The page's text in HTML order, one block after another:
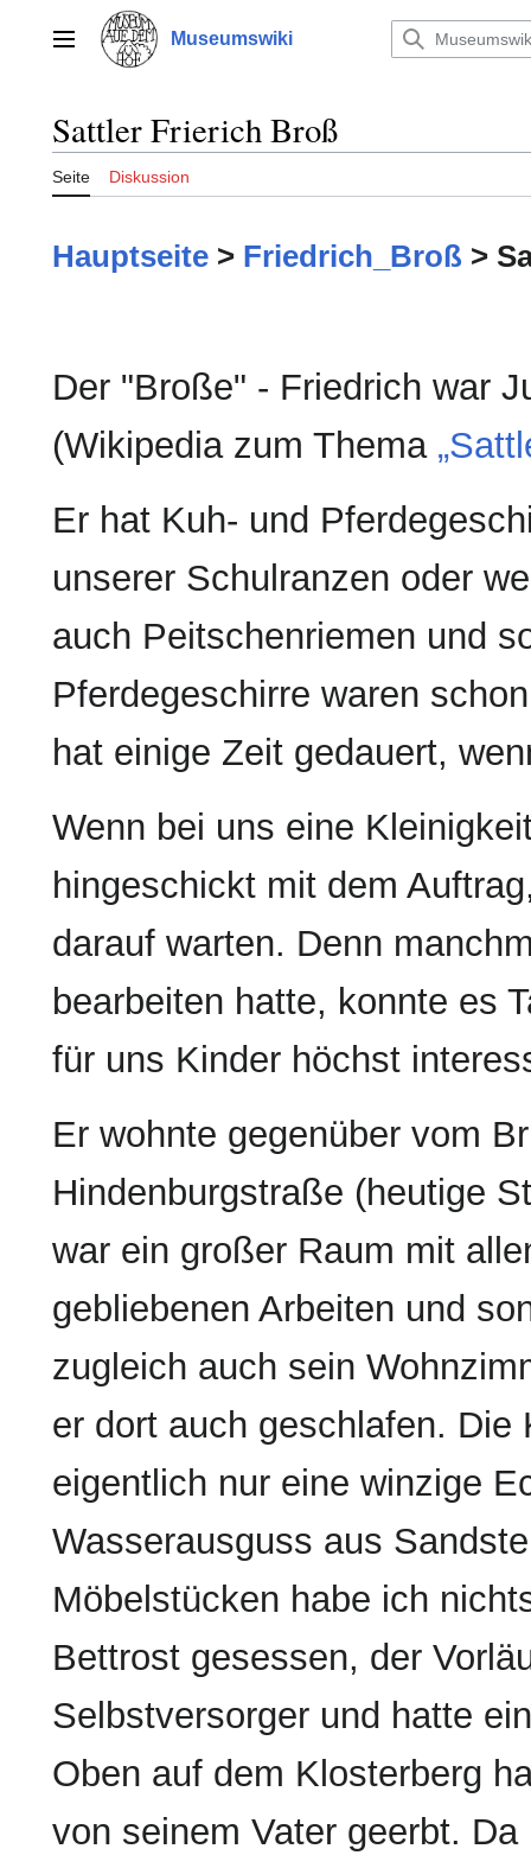
springenHauptmenü Museumswiki
Sattler Frierich Broß
Seite Diskussion
Hauptseite > Friedrich_Broß >
Der "Broße" - Friedrich war
(Wikipedia zum Thema
Er hat Kuh- und
unserer Schulranzen oder
auch Peitschenriemen und
Pferdegeschirre waren
hat einige Zeit gedauert,
Wenn bei uns eine
hingeschickt mit dem
darauf warten. Denn
bearbeiten hatte, konnte es
für uns Kinder höchst
Er wohnte gegenüber vom
Hindenburgstraße (heutige
war ein großer Raum mit
gebliebenen Arbeiten und
zugleich auch sein
er dort auch geschlafen. Die
eigentlich nur eine winzige
Wasserausguss aus
Möbelstücken habe ich
Bettrost gesessen, der
Selbstversorger und hatte
Oben auf dem Klosterberg
von seinem Vater geerbt.